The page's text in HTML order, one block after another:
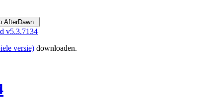
v5.3.7134
versie) downloaden.